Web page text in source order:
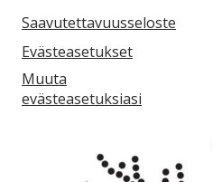
Saavutettavuusseloste
Evästeasetukset
Muuta
evästeasetuksiasi